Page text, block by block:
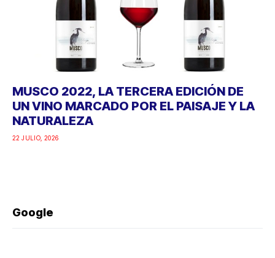
MUSCO 2022, LA TERCERA EDICIÓN DE
UN VINO MARCADO POR EL PAISAJE Y LA
NATURALEZA
22 JULIO, 2026
Google